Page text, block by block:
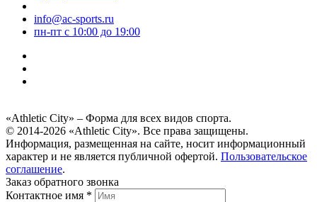
info@ac-sports.ru
пн-пт c 10:00 до 19:00
«Athletic City» – Форма для всех видов спорта.
© 2014-2026 «Athletic City». Все права защищены.
Информация, размещенная на сайте, носит информационный
характер и не является публичной офертой. Пользовательское
соглашение.
Заказ обратного звонка
Контактное имя *